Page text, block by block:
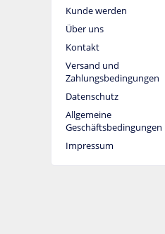
Kunde werden
Über uns
Kontakt
Versand und
Zahlungsbedingungen
Datenschutz
Allgemeine
Geschäftsbedingungen
Impressum